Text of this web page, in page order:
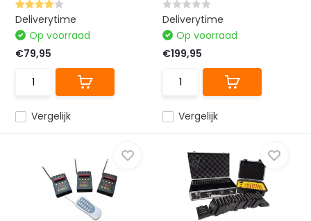
Vergelijk
Deliverytime
Op voorraad
€79,95
Vergelijk
Deliverytime
Op voorraad
€199,95